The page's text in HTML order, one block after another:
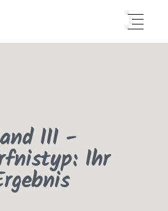
III -
Ihr